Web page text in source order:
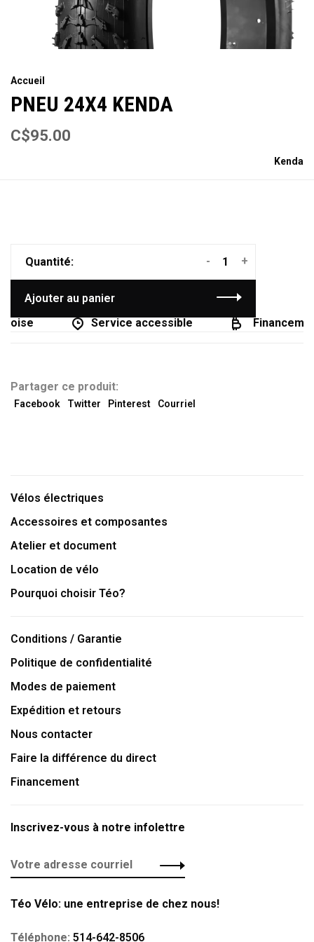
Accueil
PNEU 24X4 KENDA
C$95.00
Kenda
Quantité: +
-
Ajouter au panier
Service accessible
Partager ce produit:
Facebook Twitter Pinterest Courriel
Vélos électriques
Accessoires et composantes
Atelier et document
Location de vélo
Pourquoi choisir Téo?
Conditions / Garantie
Politique de confidentialité
Modes de paiement
Expédition et retours
Nous contacter
Faire la différence du direct
Financement
Inscrivez-vous à notre infolettre
Téo Vélo: une entreprise de chez nous!
Téléphone: 514-642-8506